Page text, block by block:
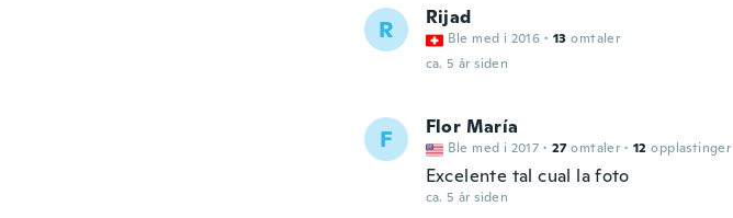
R Rijad
Ble med i 2016 · 13 omtaler
ca. 5 år siden
F Flor María
Ble med i 2017 · 27 omtaler · 12 opplastinger
Excelente tal cual la foto
ca. 5 år siden